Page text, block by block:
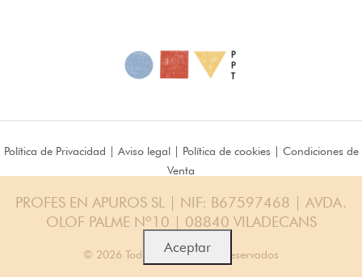
Política de Privacidad | Aviso legal| Política de cookies | Condiciones de
Venta
PROFES EN APUROS SL | NIF: B67597468 | AVDA.
OLOF PALME Nº10 | 08840 VILADECANS
© 2026 Todos los Derechos Reservados
Aceptar